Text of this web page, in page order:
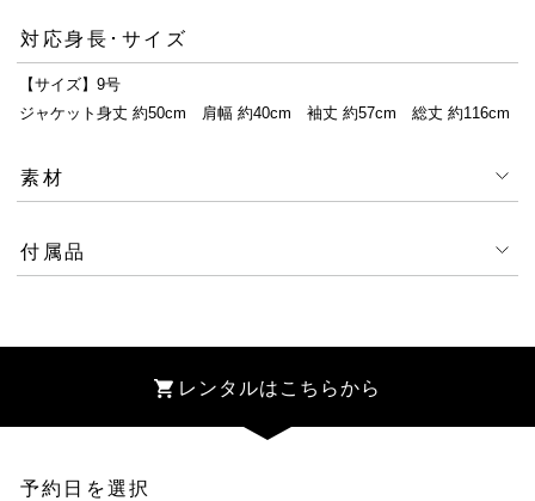
対応身長･サイズ
【サイズ】9号
ジャケット身丈 約50cm 肩幅 約40cm 袖丈 約57cm 総丈 約116cm
素材
付属品
レンタルはこちらから
予約日を選択